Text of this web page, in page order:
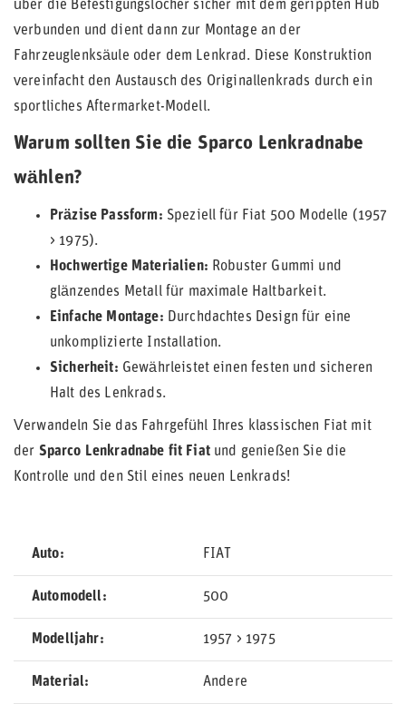
über die Befestigungslöcher sicher mit dem gerippten Hub
verbunden und dient dann zur Montage an der
Fahrzeuglenksäule oder dem Lenkrad. Diese Konstruktion
vereinfacht den Austausch des Originallenkrads durch ein
sportliches Aftermarket-Modell.
Warum sollten Sie die Sparco Lenkradnabe
wählen?
Präzise Passform: Speziell für Fiat 500 Modelle (1957
> 1975).
Hochwertige Materialien: Robuster Gummi und
glänzendes Metall für maximale Haltbarkeit.
Einfache Montage: Durchdachtes Design für eine
unkomplizierte Installation.
Sicherheit: Gewährleistet einen festen und sicheren
Halt des Lenkrads.
Verwandeln Sie das Fahrgefühl Ihres klassischen Fiat mit
der Sparco Lenkradnabe fit Fiatund genießen Sie die
Kontrolle und den Stil eines neuen Lenkrads!
Auto FIAT
Automodell 500
Modelljahr 1957 > 1975
Material Andere